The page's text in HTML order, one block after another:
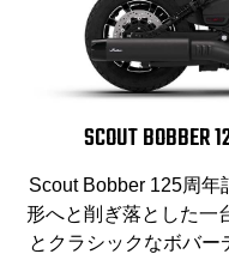
SCOUT BOBBER
Scout Bobber 125周年
形へと削ぎ落とした一
とクラシックなボバ